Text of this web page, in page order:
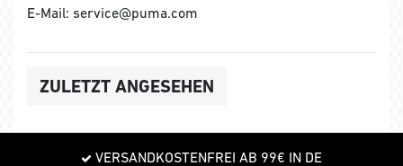
E-Mail: service@puma.com
ZULETZT ANGESEHEN
VERSANDKOSTENFREI AB 99€ IN DE